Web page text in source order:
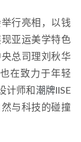
行亮相，以钱
亚运美学特色
总司理刘秋华
在致力于年轻
计师和 潮牌 IISE
与科技的碰撞